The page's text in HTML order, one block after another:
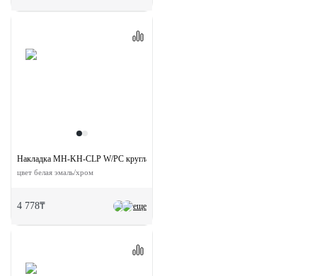
еще
Накладка MH-KH-CLP W/PC круглая на ключевой цилиндр
цвет белая эмаль/хром
4 778₸